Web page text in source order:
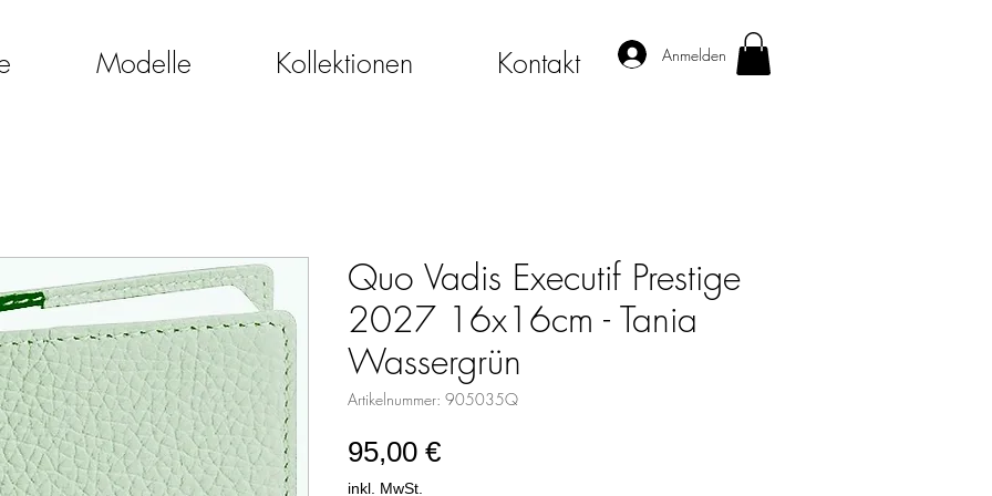
Modelle Kollektionen Kontakt Anmelden
Quo Vadis Executif Prestige
2027 16x16cm - Tania
Wassergrün
Artikelnummer: 905035Q
95,00 €Preis
inkl. MwSt.